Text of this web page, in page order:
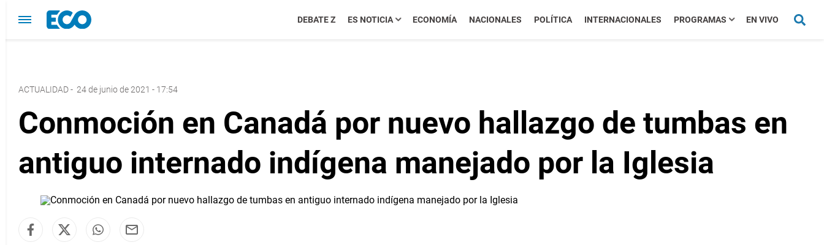
DEBATE Z ES NOTICIA ECONOMÍA NACIONALES POLÍTICA INTERNACIONALES PROGRAMAS EN VIVO
ACTUALIDAD- 24 de junio de 2021 - 17:54
Conmoción en Canadá por nuevo hallazgo de tumbas en
antiguo internado indígena manejado por la Iglesia